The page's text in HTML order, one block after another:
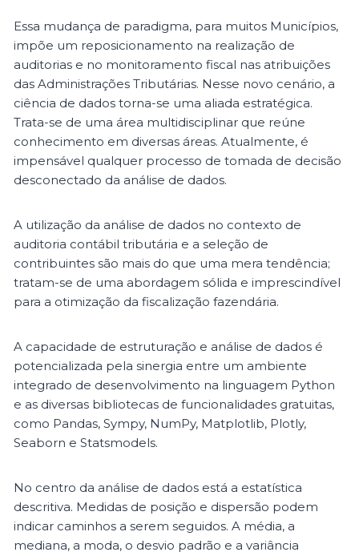
Essa mudança de paradigma, para muitos Municípios,
impõe um reposicionamento na realização de
auditorias e no monitoramento fiscal nas atribuições
das Administrações Tributárias. Nesse novo cenário, a
ciência de dados torna-se uma aliada estratégica.
Trata-se de uma área multidisciplinar que reúne
conhecimento em diversas áreas. Atualmente, é
impensável qualquer processo de tomada de decisão
desconectado da análise de dados.
A utilização da análise de dados no contexto de
auditoria contábil tributária e a seleção de
contribuintes são mais do que uma mera tendência;
tratam-se de uma abordagem sólida e imprescindível
para a otimização da fiscalização fazendária.
A capacidade de estruturação e análise de dados é
potencializada pela sinergia entre um ambiente
integrado de desenvolvimento na linguagem Python
e as diversas bibliotecas de funcionalidades gratuitas,
como Pandas, Sympy, NumPy, Matplotlib, Plotly,
Seaborn e Statsmodels.
No centro da análise de dados está a estatística
descritiva. Medidas de posição e dispersão podem
indicar caminhos a serem seguidos. A média, a
mediana, a moda, o desvio padrão e a variância